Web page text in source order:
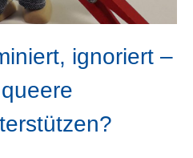
ignoriert –